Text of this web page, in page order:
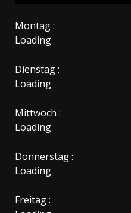
Montag :
Loading
Dienstag :
Loading
Mittwoch :
Loading
Donnerstag :
Loading
Freitag :